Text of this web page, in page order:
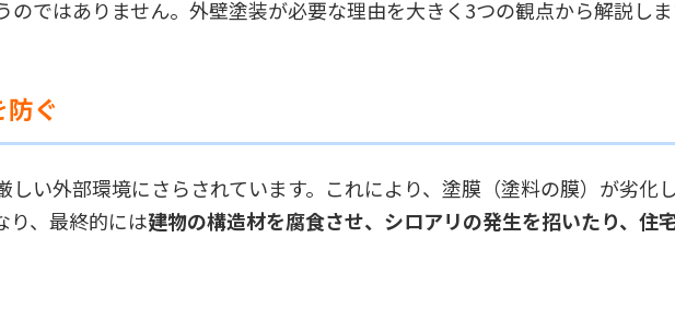
ではありません。外壁塗装が必要な理由を大きく3つの観点から解説しま
ぐ
い外部環境にさらされています。これにより、塗膜（塗料の膜）が劣化
り、最終的には建物の構造材を腐食させ、シロアリの発生を招いたり、住